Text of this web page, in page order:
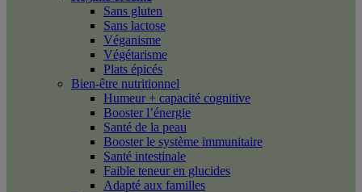
Sans gluten
Sans lactose
Véganisme
Végétarisme
Plats épicés
Bien-être nutritionnel
Humeur + capacité cognitive
Booster l’énergie
Santé de la peau
Booster le système immunitaire
Santé intestinale
Faible teneur en glucides
Adapté aux familles